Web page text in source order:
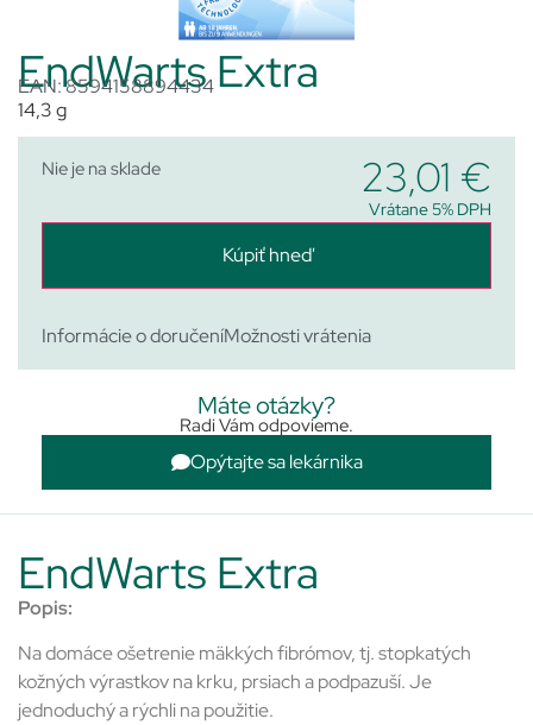
EndWarts Extra
EAN: 8594158894434
14,3 g
Nie je na sklade 23,01 €
Vrátane 5% DPH
Kúpiť hneď
Informácie o doručeníMožnosti vrátenia
Máte otázky?
Radi Vám odpovieme.
Opýtajte sa lekárnika
EndWarts Extra
Popis:
Na domáce ošetrenie mäkkých fibrómov, tj. stopkatých
kožných výrastkov na krku, prsiach a podpazuší. Je
jednoduchý a rýchli na použitie.